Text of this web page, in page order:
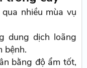
nhiều mùa vụ
dung dịch loãng
bệnh.
bằng độ ẩm tốt,